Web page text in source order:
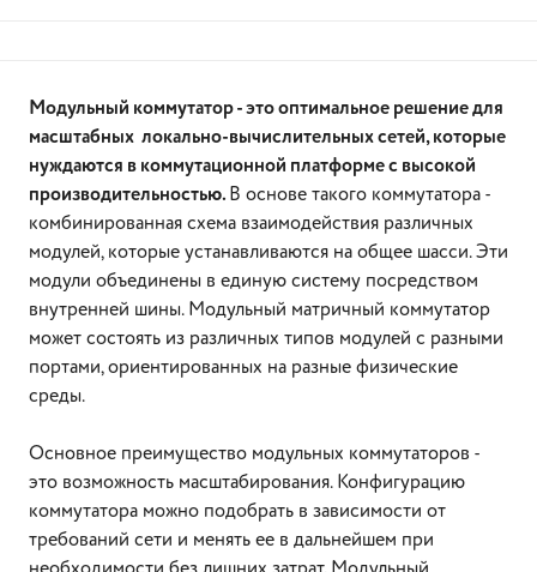
Модульный коммутатор - это оптимальное решение для
масштабных локально-вычислительных сетей, которые
нуждаются в коммутационной платформе с высокой
производительностью.В основе такого коммутатора -
комбинированная схема взаимодействия различных
модулей, которые устанавливаются на общее шасси. Эти
модули объединены в единую систему посредством
внутренней шины. Модульный матричный коммутатор
может состоять из различных типов модулей с разными
портами, ориентированных на разные физические
среды.
Основное преимущество модульных коммутаторов -
это возможность масштабирования. Конфигурацию
коммутатора можно подобрать в зависимости от
требований сети и менять ее в дальнейшем при